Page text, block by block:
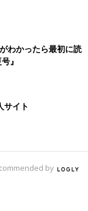
わかったら最初に読
』
サイト
by